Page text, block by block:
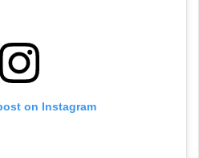
on Instagram